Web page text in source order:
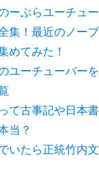
ーぶらユーチュ
集！最近のノー
めてみた！
ユーチューバー
て古事記や日本
当？
いたら正統竹内